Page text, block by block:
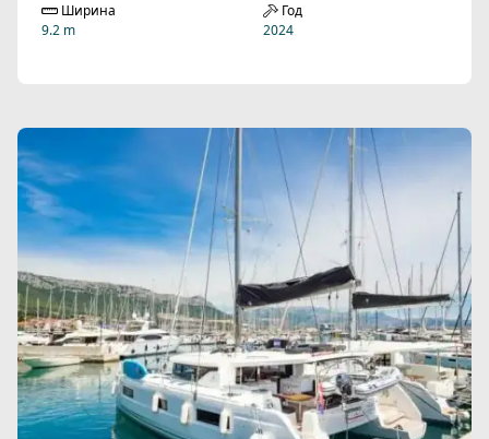
Ширина
9.2 m
Год
2024